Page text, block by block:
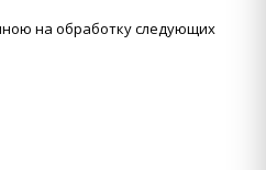
на обработку следующих